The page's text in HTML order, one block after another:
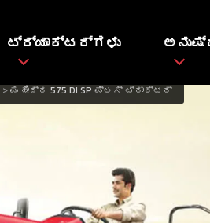
ಟ್ರ್ಯಾಕ್ಟರ್ಗಳು
ಮಹೀಂದ್ರ 575 DI SP ಪ್ಲಸ್ ಟ್ರಾಕ್ಟರ್